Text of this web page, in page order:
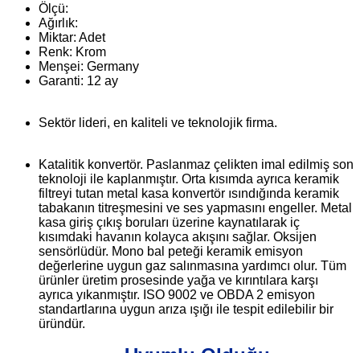
Ölçü:
Ağırlık:
Miktar: Adet
Renk: Krom
Menşei: Germany
Garanti: 12 ay
Sektör lideri, en kaliteli ve teknolojik firma.
Katalitik konvertör. Paslanmaz çelikten imal edilmiş son
teknoloji ile kaplanmıştır. Orta kısımda ayrıca keramik
filtreyi tutan metal kasa konvertör ısındığında keramik
tabakanın titreşmesini ve ses yapmasını engeller. Metal
kasa giriş çıkış boruları üzerine kaynatılarak iç
kısımdaki havanın kolayca akışını sağlar. Oksijen
sensörlüdür. Mono bal peteği keramik emisyon
değerlerine uygun gaz salınmasına yardımcı olur. Tüm
ürünler üretim prosesinde yağa ve kırıntılara karşı
ayrıca yıkanmıştır. ISO 9002 ve OBDA 2 emisyon
standartlarına uygun arıza ışığı ile tespit edilebilir bir
üründür.